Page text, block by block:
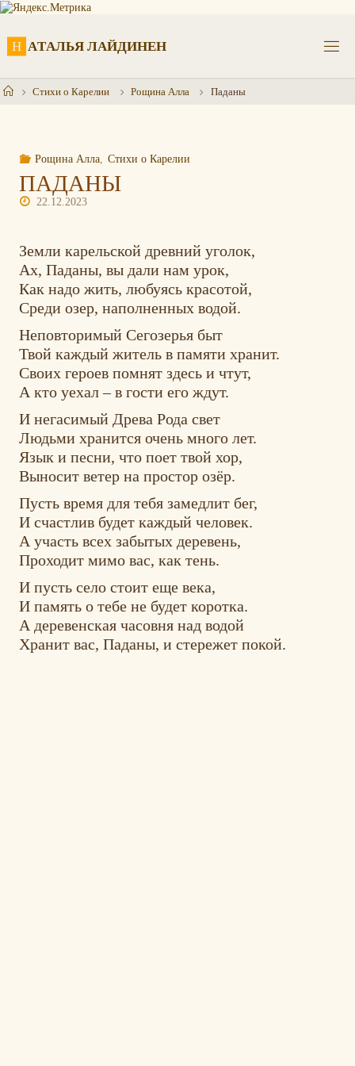
Перейти
Н АТАЛЬЯ ЛАЙДИНЕН
ГлавнаяСтихи о Карелии Рощина Алла Паданы
Рощина Алла, Стихи о Карелии
ПАДАНЫ
22.12.2023
Земли карельской древний уголок,
Ах, Паданы, вы дали нам урок,
Как надо жить, любуясь красотой,
Среди озер, наполненных водой.
Неповторимый Сегозерья быт
Твой каждый житель в памяти хранит.
Своих героев помнят здесь и чтут,
А кто уехал – в гости его ждут.
И негасимый Древа Рода свет
Людьми хранится очень много лет.
Язык и песни, что поет твой хор,
Выносит ветер на простор озёр.
Пусть время для тебя замедлит бег,
И счастлив будет каждый человек.
А участь всех забытых деревень,
Проходит мимо вас, как тень.
И пусть село стоит еще века,
И память о тебе не будет коротка.
А деревенская часовня над водой
Хранит вас, Паданы, и стережет покой.